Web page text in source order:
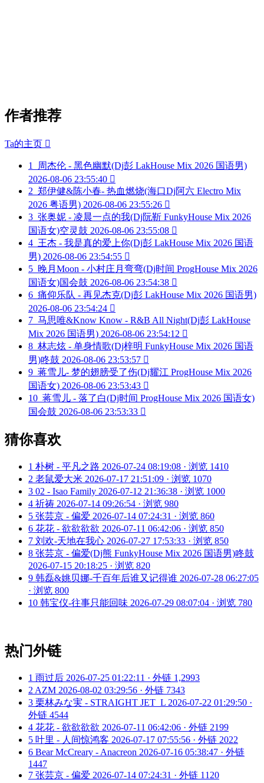
作者推荐
Ta的主页 
1
周杰伦 - 黑色幽默(Dj彭 LakHouse Mix 2026 国语男)
2026-08-06 23:55:40 
2 郑伊健&陈小春- 热血燃烧(海口Dj阿六 Electro Mix
2026 粤语男) 2026-08-06 23:55:26 
3 张奥妮 - 凌晨一点的我(Dj阮靳 FunkyHouse Mix 2026
国语女)空灵鼓 2026-08-06 23:55:08 
4 王杰 - 我是真的爱上你(Dj彭 LakHouse Mix 2026 国语
男) 2026-08-06 23:54:55 
5 晚月Moon - 小村庄月弯弯(Dj时间 ProgHouse Mix 2026
国语女)国会鼓 2026-08-06 23:54:38 
6 痛仰乐队 - 再见杰克(Dj彭 LakHouse Mix 2026 国语男)
2026-08-06 23:54:24 
7 马思唯&Know Know - R&B All Night(Dj彭 LakHouse
Mix 2026 国语男) 2026-08-06 23:54:12 
8 林志炫 - 单身情歌(Dj梓明 FunkyHouse Mix 2026 国语
男)咚鼓 2026-08-06 23:53:57 
9 蒋雪儿- 梦的翅膀受了伤(Dj耀江 ProgHouse Mix 2026
国语女) 2026-08-06 23:53:43 
10 蒋雪儿 - 落了白(Dj时间 ProgHouse Mix 2026 国语女)
国会鼓 2026-08-06 23:53:33 
猜你喜欢
1 朴树 - 平凡之路 2026-07-24 08:19:08 · 浏览 1410
2 老鼠爱大米 2026-07-17 21:51:09 · 浏览 1070
3 02 - Isao Family 2026-07-12 21:36:38 · 浏览 1000
4 祈祷 2026-07-14 09:26:54 · 浏览 980
5 张芸京 - 偏爱 2026-07-14 07:24:31 · 浏览 860
6 花花 - 欲欲欲欲 2026-07-11 06:42:06 · 浏览 850
7 刘欢-天地在我心 2026-07-27 17:53:33 · 浏览 850
8 张芸京 - 偏爱(Dj熊 FunkyHouse Mix 2026 国语男)咚鼓
2026-07-15 20:18:25 · 浏览 820
9 韩磊&姚贝娜-千百年后谁又记得谁 2026-07-28 06:27:05
· 浏览 800
10 韩宝仪-往事只能回味 2026-07-29 08:07:04 · 浏览 780
热门外链
1 雨过后 2026-07-25 01:22:11 · 外链 1,2993
2 AZM 2026-08-02 03:29:56 · 外链 7343
3 栗林みな実 - STRAIGHT JET_L 2026-07-22 01:29:50 ·
外链 4544
4 花花 - 欲欲欲欲 2026-07-11 06:42:06 · 外链 2199
5 叶里 - 人间惊鸿客 2026-07-17 07:55:56 · 外链 2022
6 Bear McCreary - Anacreon 2026-07-16 05:38:47 · 外链
1447
7 张芸京 - 偏爱 2026-07-14 07:24:31 · 外链 1120